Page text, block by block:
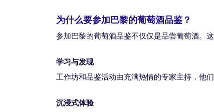
为什么要参加巴黎的葡萄酒品鉴？
参加巴黎的葡萄酒品鉴不仅仅是品尝葡萄酒。
学习与发现
工作坊和品鉴活动由充满热情的专家主持，他
沉浸式体验